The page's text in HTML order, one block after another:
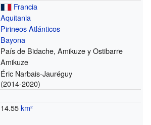
Francia
Aquitania
Pirineos Atlánticos
Bayona
País de Bidache, Amikuze y Ostibarre
Amikuze
Éric Narbais-Jauréguy
(2014-2020)
14.55km²